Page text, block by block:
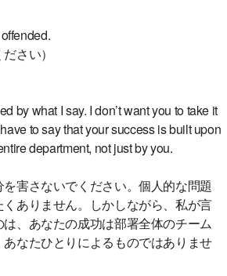
offended.
さい）
by what I say. I don’t want you to take it
to say that your success is built upon
department, not just by you.
を害さないでください。個人的な問題
ありません。しかしながら、私が言
、あなたの成功は部署全体のチーム
なたひとりによるものではありませ